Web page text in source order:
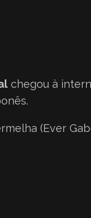
chegou à
(Ever